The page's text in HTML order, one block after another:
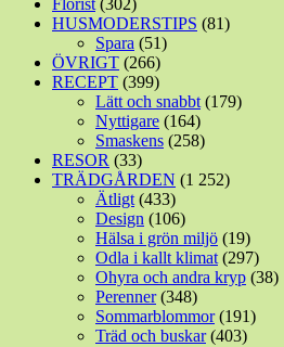
Florist (302)
HUSMODERSTIPS (81)
Spara (51)
ÖVRIGT (266)
RECEPT (399)
Lätt och snabbt (179)
Nyttigare (164)
Smaskens (258)
RESOR (33)
TRÄDGÅRDEN (1 252)
Ätligt (433)
Design (106)
Hälsa i grön miljö (19)
Odla i kallt klimat (297)
Ohyra och andra kryp (38)
Perenner(348)
Sommarblommor(191)
Träd och buskar(403)